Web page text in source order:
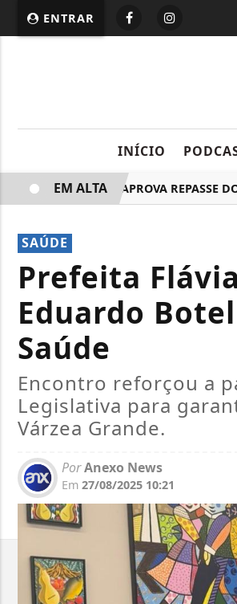
ENTRAR
INÍCIO
COMISSÃO APROVA REPASSE DO
EM ALTA
SAÚDE
Prefeita
Eduardo
Saúde
Encontro reforçou a
Legislativa para
Várzea Grande.
PorAnexo News
Em 27/08/2025 10:21